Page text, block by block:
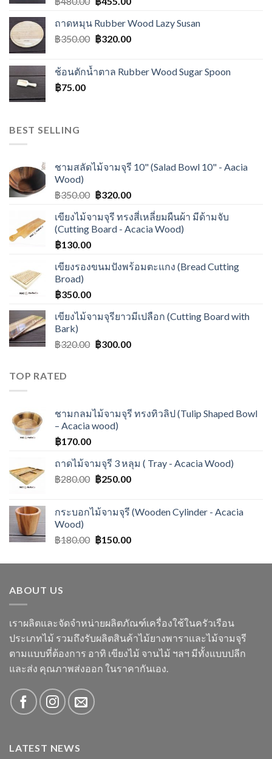
ถาดหมุน Rubber Wood Lazy Susan
฿350.00 ฿320.00
ช้อนตักน้ำตาล Rubber Wood Sugar Spoon
฿75.00
BEST SELLING
ชามสลัดไม้จามจุรี 10" (Salad Bowl 10" - Aacia
Wood)
฿350.00 ฿320.00
เขียงไม้จามจุรี ทรงสี่เหลี่ยมผืนผ้า มีด้ามจับ
(Cutting Board - Acacia Wood)
฿130.00
เขียงรองขนมปังพร้อมตะแกง (Bread Cutting
Broad)
฿350.00
เขียงไม้จามจุรียาวมีเปลือก (Cutting Board with
Bark)
฿320.00 ฿300.00
TOP RATED
ชามกลมไม้จามจุรี ทรงทิวลิป (Tulip Shaped Bowl
– Acacia wood)
฿170.00
ถาดไม้จามจุรี 3 หลุม ( Tray - Acacia Wood)
฿280.00 ฿250.00
กระบอกไม้จามจุรี (Wooden Cylinder - Acacia
Wood)
฿180.00 ฿150.00
ABOUT US
เราผลิตและจัดจำหน่ายผลิตภัณฑ์เครื่องใช้ในครัวเรือน
ประเภทไม้ รวมถึงรับผลิตสินค้าไม้ยางพาราและไม้จามจุรี
ตามแบบที่ต้องการ อาทิ เขียงไม้ จานไม้ ฯลฯ มีทั้งแบบปลีก
และส่ง คุณภาพส่งออก ในราคากันเอง.
LATEST NEWS